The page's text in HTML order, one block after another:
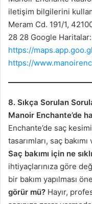
iletişim bilgilerini
Meram Cd. 191/1,
28 28 Google Haritalar:
https://
https://
8. Sıkça Sorulan
Manoir Enchante’de
Enchante’de saç
tasarımları, saç
Saç bakımı için ne
ihtiyaçlarınıza göre
bir bakım yapılması
görür mü? Hayır,